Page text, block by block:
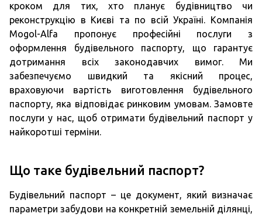
кроком для тих, хто планує будівництво чи
реконструкцію в Києві та по всій Україні. Компанія
Mogol-Alfa пропонує професійні послуги з
оформлення будівельного паспорту, що гарантує
дотримання всіх законодавчих вимог. Ми
забезпечуємо швидкий та якісний процес,
враховуючи вартість виготовлення будівельного
паспорту, яка відповідає ринковим умовам. Замовте
послуги у нас, щоб отримати будівельний паспорт у
найкоротші терміни.
Що таке будівельний паспорт?
Будівельний паспорт – це документ, який визначає
параметри забудови на конкретній земельній ділянці,